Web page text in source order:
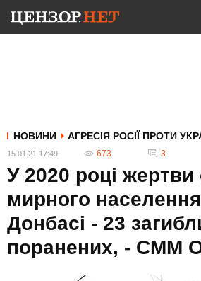
НОВИНИ АГРЕСІЯ РОСІЇ ПРОТИ
15.01.21 17:49 673 3
У 2020 році жертви
мирного
Донбасі - 23
поранених, - СММ